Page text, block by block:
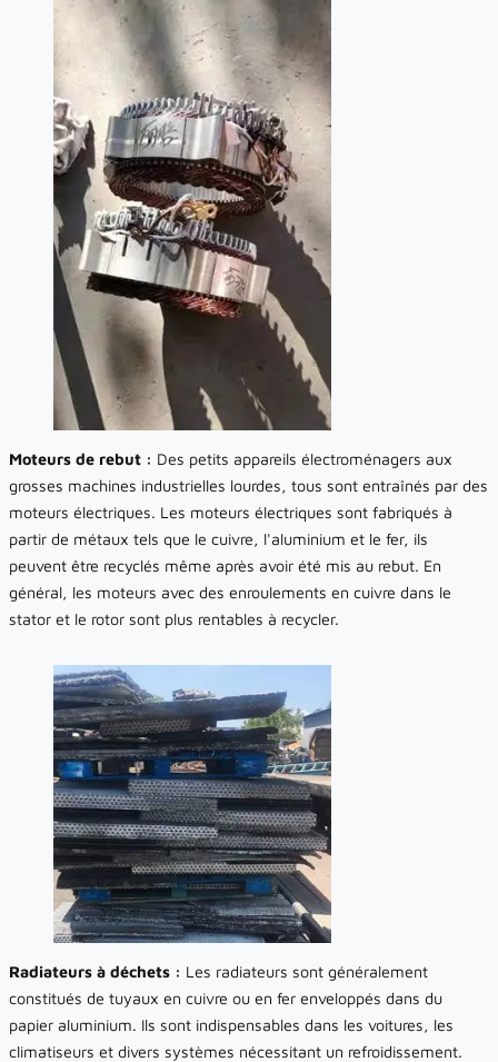
Moteurs de rebut : Des petits appareils électroménagers aux
grosses machines industrielles lourdes, tous sont entraînés par des
moteurs électriques. Les moteurs électriques sont fabriqués à
partir de métaux tels que le cuivre, l'aluminium et le fer, ils
peuvent être recyclés même après avoir été mis au rebut. En
général, les moteurs avec des enroulements en cuivre dans le
stator et le rotor sont plus rentables à recycler.
Radiateurs à déchets : Les radiateurs sont généralement
constitués de tuyaux en cuivre ou en fer enveloppés dans du
papier aluminium. Ils sont indispensables dans les voitures, les
climatiseurs et divers systèmes nécessitant un refroidissement.